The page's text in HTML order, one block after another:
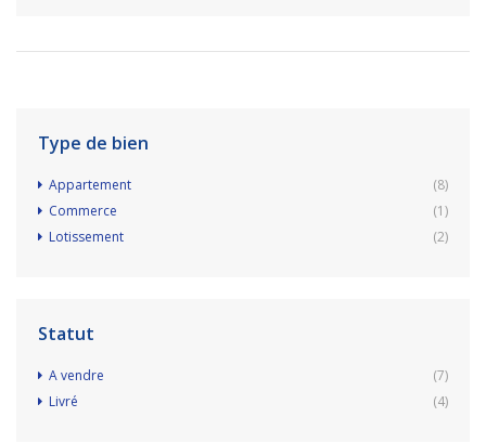
Type de bien
Appartement
(8)
Commerce
(1)
Lotissement
(2)
Statut
A vendre
(7)
Livré
(4)